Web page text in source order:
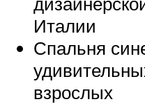
Италии
Спальня
взрослых